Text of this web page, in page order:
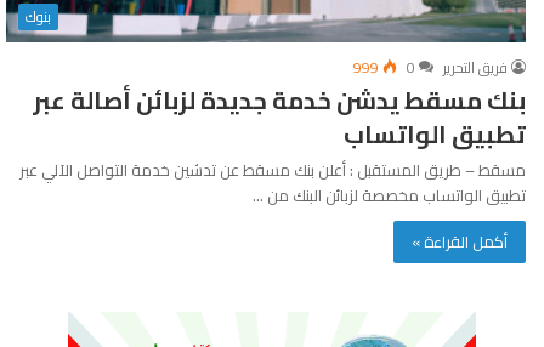
بنوك
فريق التحرير
0
999
بنك مسقط يدشن خدمة جديدة لزبائن أصالة عبر
تطبيق الواتساب
مسقط – طريق المستقبل : أعلن بنك مسقط عن تدشين خدمة التواصل الآلي عبر
تطبيق الواتساب مخصصة لزبائن البنك من …
أكمل القراءة »